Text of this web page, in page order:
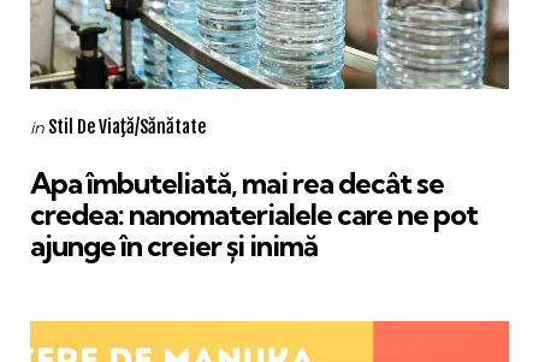
Categories
Posted
in Stil De Viaţă/Sănătate
Apa îmbuteliată, mai rea decât se
credea: nanomaterialele care ne pot
ajunge în creier și inimă